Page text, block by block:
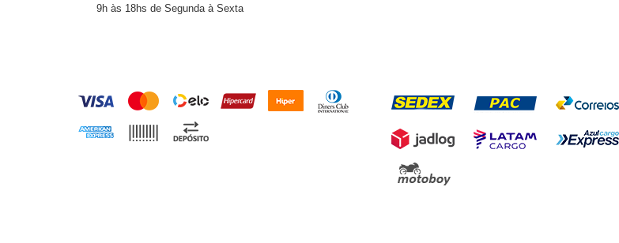
9h às 18hs de Segunda à Sexta